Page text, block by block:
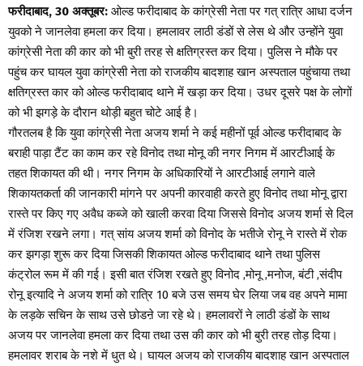
फरीदाबाद, 30 अक्तूबर: ओल्ड फरीदाबाद के कांग्रेसी नेता पर गत् रात्रि आधा दर्जन
युवको ने जानलेवा हमला कर दिया। हमलावर लाठी डंडों से लेस थे और उन्होंने युवा
कांग्रेसी नेता की कार को भी बुरी तरह से क्षतिग्रस्त कर दिया। पुलिस ने मौके पर
पहुंच कर घायल युवा कांग्रेसी नेता को राजकीय बादशाह खान अस्पताल पहुंचाया तथा
क्षतिग्रस्त कार को ओल्ड फरीदाबाद थाने में खड़ा कर दिया। उधर दूसरे पक्ष के लोगों
को भी झगड़े के दौरान थोड़ी बहुत चोटे आई है।
गौरतलब है कि युवा कांग्रेसी नेता अजय शर्मा ने कई महीनों पूर्व ओल्ड फरीदाबाद के
बराही पाड़ा टैंट का काम कर रहे विनोद तथा मोनू की नगर निगम में आरटीआई के
तहत शिकायत की थी। नगर निगम के अधिकारियों ने आरटीआई लगाने वाले
शिकायतकर्ता की जानकारी मांगने पर अपनी कारवाही करते हुए विनोद तथा मोनू द्वारा
रास्ते पर किए गए अवैध कब्जे को खाली करवा दिया जिससे विनोद अजय शर्मा से दिल
में रंजिश रखने लगा। गत् सांय अजय शर्मा को विनोद के भतीजे रोनू ने रास्ते में रोक
कर झगड़ा शुरू कर दिया जिसकी शिकायत ओल्ड फरीदाबाद थाने तथा पुलिस
कंट्रोल रूम में की गई। इसी बात रंजिश रखते हुए विनोद ,मोनू ,मनोज, बंटी ,संदीप
रोनू इत्यादि ने अजय शर्मा को रात्रि 10 बजे उस समय घेर लिया जब वह अपने मामा
के लड़के सचिन के साथ उसे छोडऩे जा रहे थे। हमलावरों ने लाठी डंडों के साथ
अजय पर जानलेवा हमला कर दिया तथा उस की कार को भी बुरी तरह तोड़ दिया।
हमलावर शराब के नशे में धुत थे। घायल अजय को राजकीय बादशाह खान अस्पताल